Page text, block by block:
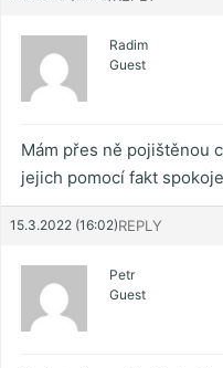
Radim
Guest
Mám přes ně pojištěnou
jejich pomocí fakt
15.3.2022 (16:02)REPLY
Petr
Guest